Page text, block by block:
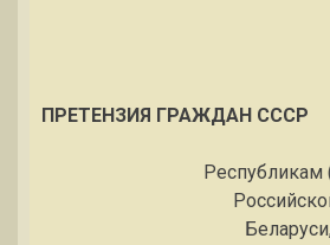
ПРЕТЕНЗИЯ ГРАЖДАН СССР